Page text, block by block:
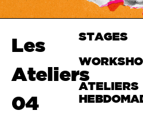
Les
Ateliers
04
STAGES
ATELIERS